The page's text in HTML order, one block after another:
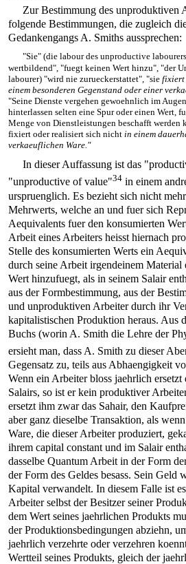
Zur Bestimmung des unproduktiven
folgende Bestimmungen, die zugleich
Gedankengangs A. Smiths aussprechen:
"Sie" (die labour des unproductive
wertbildend", "fuegt keinen Wert hinzu", "der
labourer) "wird nie zurueckerstattet", "siefixiert
einem besonderen Gegenstand oder einer
"Seine Dienste vergehen gewoehnlich im
hinterlassen selten eine Spur oder einen Wert,
Menge von Dienstleistungen beschafft werden
fixiert oder realisiert sich nicht in einem
verkaeuflichen Ware."
In dieser Auffassung ist das
"unproductive of value"34 in einem
urspruenglich. Es bezieht sich nicht
Mehrwerts, welche an und fuer sich
Aequivalents fuer den konsumierten
Arbeit eines Arbeiters heisst hiernach
Stelle des konsumierten Werts ein
durch seine Arbeit irgendeinem Material
Wert hinzufuegt, als in seinem Salair
aus der Formbestimmung, aus der
und unproduktiven Arbeiter durch ihr
kapitalistischen Produktion heraus. Aus
Buchs (worin A. Smith die Lehre der
ersieht man, dass A. Smith zu dieser
Gegensatz zu, teils aus Abhaengigkeit
Wenn ein Arbeiter bloss jaehrlich ersetzt
Salairs, so ist er kein produktiver
ersetzt ihm zwar das Sahair, den
aber ganz dieselbe Transaktion, als
Ware, die dieser Arbeiter produziert,
ihrem capital constant und im Salair
dasselbe Quantum Arbeit in der Form
der Form des Geldes besass. Sein Geld
Kapital verwandelt. In diesem Falle ist
Arbeiter selbst der Besitzer seiner
dem Wert seines jaehrlichen Produkts
der Produktionsbedingungen abziehn,
jaehrlich verzehrte oder verzehren
Wertteil seines Produkts, gleich der